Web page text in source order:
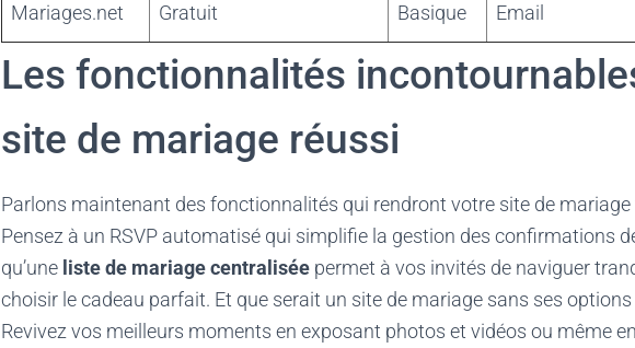
Mariages.net Gratuit Basique Email
Les fonctionnalités
site de mariage réussi
Parlons maintenant des fonctionnalités qui rendront votre site de
Pensez à un RSVP automatisé qui simplifie la gestion des confirmations
qu’une liste de mariage centralisée permet à vos invités de naviguer
choisir le cadeau parfait. Et que serait un site de mariage sans ses
Revivez vos meilleurs moments en exposant photos et vidéos ou même